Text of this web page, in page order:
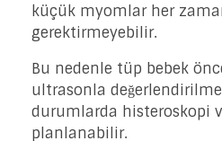
küçük myomlar her
gerektirmeyebilir.
Bu nedenle tüp bebek
ultrasonla
durumlarda histeroskopi
planlanabilir.